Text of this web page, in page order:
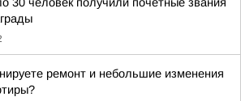
ремонт и небольшие изменения